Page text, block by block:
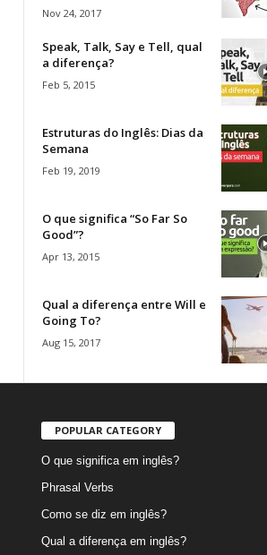
Nov 24, 2017
Speak, Talk, Say e Tell, qual
a diferença?
Feb 5, 2015
Estruturas do Inglês: Dias da
Semana
Feb 19, 2019
O que significa “So Far So
Good”?
Apr 13, 2015
Qual a diferença entre Will e
Going To?
Aug 15, 2017
POPULAR CATEGORY
O que significa em inglês?
Phrasal Verbs
Como se diz em inglês?
Qual a diferença em inglês?